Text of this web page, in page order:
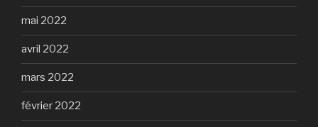
mai 2022
avril 2022
mars 2022
février 2022